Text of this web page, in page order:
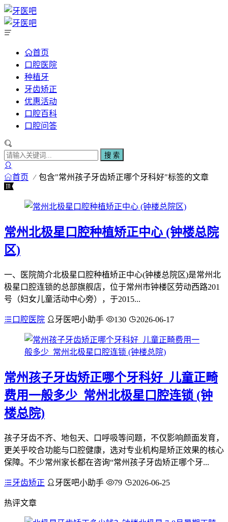
首页
口腔医院
种植牙
牙齿矫正
优惠活动
口腔百科
口腔问答
搜 索
首页 包含"常州孩子牙齿矫正哪个牙科好"标签的文章
常州北极星口腔种植矫正中心 (钟楼总院
区)
一、医院简介北极星口腔种植矫正中心(钟楼总院区)是常州北
极星口腔连锁的总部旗舰店，位于常州市钟楼区劳动西路201
号（妇女儿童活动中心旁），于2015...
口腔医院 牙医吧小助手 130 2026-06-17
常州孩子牙齿矫正哪个牙科好_儿童正畸
费用一般多少_常州北极星口腔连锁 (钟
楼总院)
孩子牙齿不齐、地包天、口呼吸等问题，不仅影响颜面发育，
更关乎咬合功能与口腔健康，选对专业机构是矫正效果的核心
保障。不少常州家长都在咨询“常州孩子牙齿矫正哪个牙...
牙齿矫正 牙医吧小助手 79 2026-06-25
热评文章